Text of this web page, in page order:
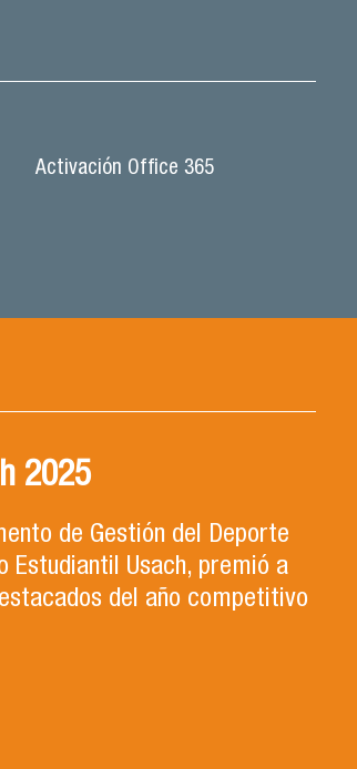
Activación Office 365
2025
de Gestión del Deporte
Estudiantil Usach, premió a
del año competitivo